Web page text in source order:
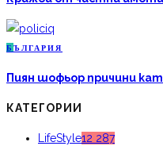
Б ЪЛГАРИЯ
Пиян шофьор причини
КАТЕГОРИИ
LifeStyle12 287